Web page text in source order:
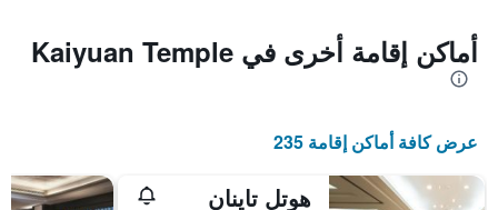
أماكن إقامة أخرى في Kaiyuan Temple
عرض كافة أماكن إقامة 235
هوتل تاينان